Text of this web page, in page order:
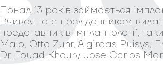
Понад 13 років займається
Вчився та є послідовником
представників імплантології,
Malo, Otto Zuhr, Algirdas Puisys,
Dr. Fouad Khoury, Jose Carlos